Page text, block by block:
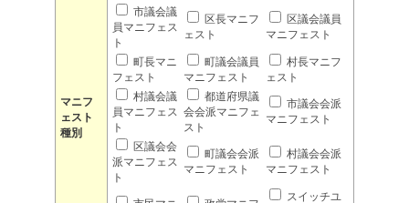
マニフ
ェスト
種別
市議会議
員マニフェス
ト
区長マニフ
ェスト
区議会議員
マニフェスト
町長マニ
フェスト
町議会議員
マニフェスト
村長マニフ
ェスト
村議会議
員マニフェス
ト
都道府県議
会会派マニフェ
スト
市議会会派
マニフェスト
区議会会
派マニフェス
ト
町議会会派
マニフェスト
村議会会派
マニフェスト
スイッチユ